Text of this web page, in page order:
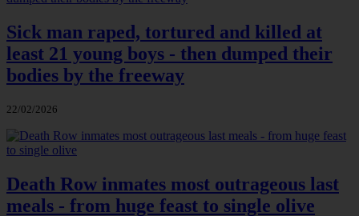
Sick man raped, tortured and killed at
least 21 young boys - then dumped their
bodies by the freeway
22/02/2026
Death Row inmates most outrageous last
meals - from huge feast to single olive